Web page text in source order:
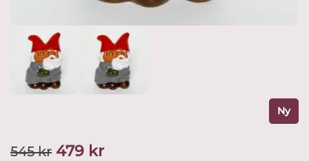
Ny
545kr Det
479 krDet